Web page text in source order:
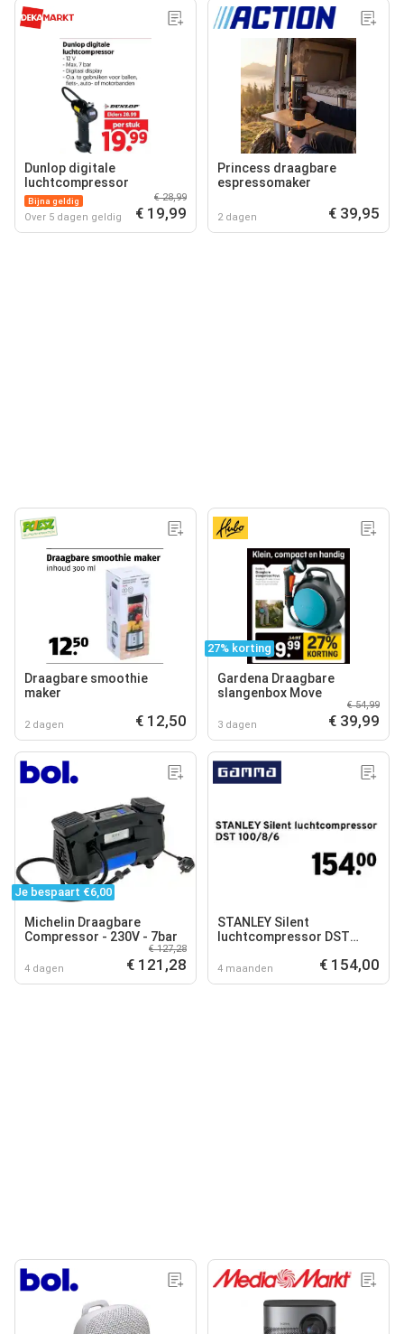
Dunlop digitale
luchtcompressor
Bijna geldig
Over 5 dagen geldig
€ 28,99
€ 19,99
Princess draagbare
espressomaker
2 dagen € 39,95
Draagbare smoothie
maker
2 dagen € 12,50
27% korting
Gardena Draagbare
slangenbox Move
3 dagen
€ 54,99
€ 39,99
Je bespaart €6,00
Michelin Draagbare
Compressor - 230V - 7bar
4 dagen
€ 127,28
€ 121,28
STANLEY Silent
luchtcompressor DST
4 maanden € 154,00